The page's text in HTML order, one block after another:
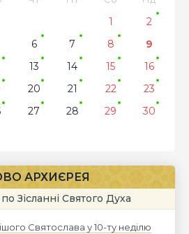
1
2
6 7 8
9
13 14 15
16
20 21 22
23
27 28 29
30
АРХИЄРЕЯ
Зісланні Святого Духа
Святослава у 10-ту неділю